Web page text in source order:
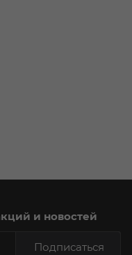
и новостей
Подписаться